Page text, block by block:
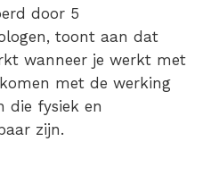
door 5
toont aan dat
wanneer je werkt met
met de werking
die fysiek en
zijn.